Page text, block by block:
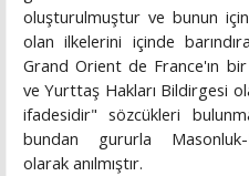
oluşturulmuştur ve bunun için
olan ilkelerini içinde
Grand Orient de France'ın
ve Yurttaş Hakları Bildirgesi
ifadesidir" sözcükleri
bundan gururla Masonluk-
olarak anılmıştır.